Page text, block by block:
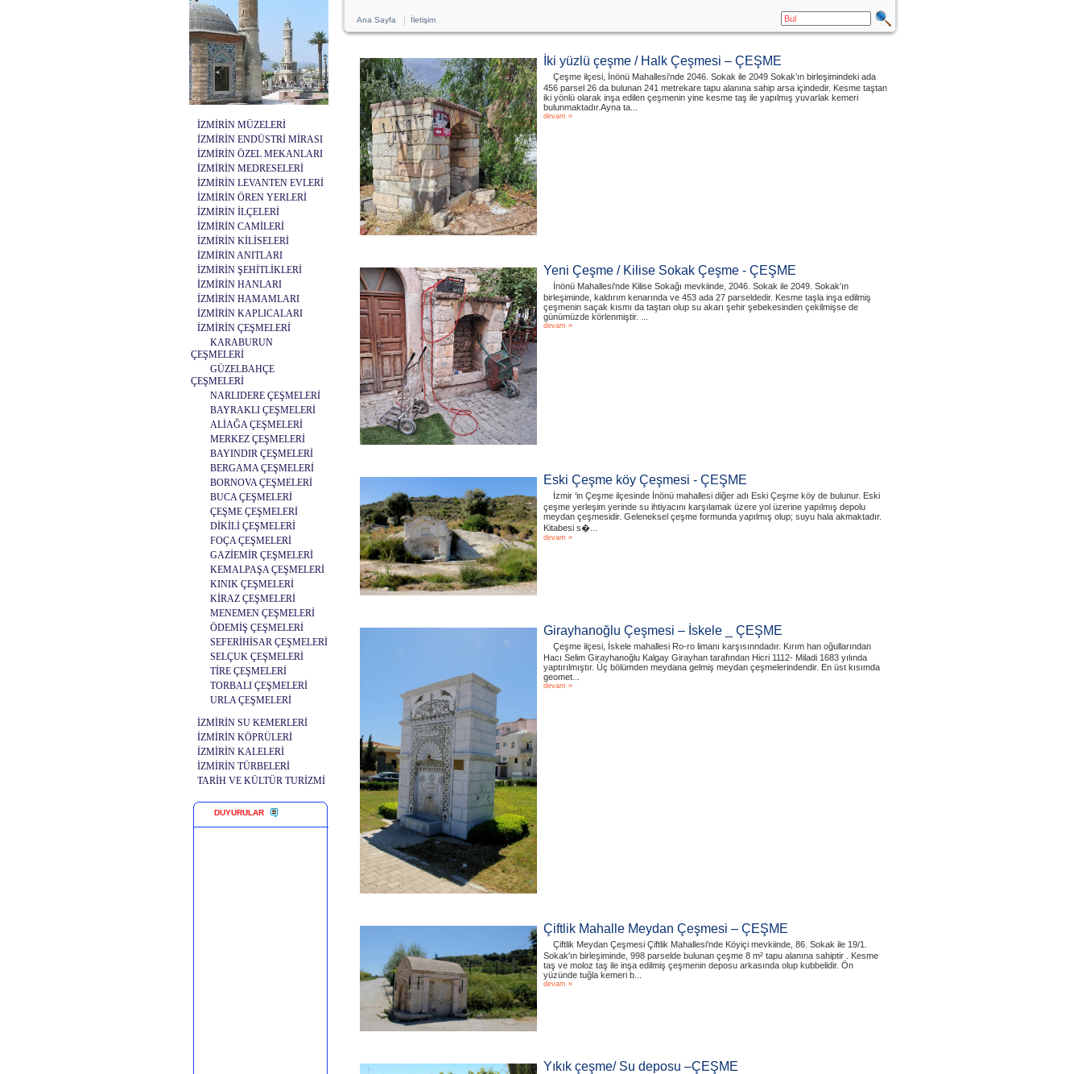
İZMİRİN MÜZELERİ
İZMİRİN ENDÜSTRİ MİRASI
İZMİRİN ÖZEL MEKANLARI
İZMİRİN MEDRESELERİ
İZMİRİN LEVANTEN EVLERİ
İZMİRİN ÖREN YERLERİ
İZMİRİN İLÇELERİ
İZMİRİN CAMİLERİ
İZMİRİN KİLİSELERİ
İZMİRİN ANITLARI
İZMİRİN ŞEHİTLİKLERİ
İZMİRİN HANLARI
İZMİRİN HAMAMLARI
İZMİRİN KAPLICALARI
İZMİRİN ÇEŞMELERİ
KARABURUN
ÇEŞMELERİ
GÜZELBAHÇE
ÇEŞMELERİ
NARLIDERE ÇEŞMELERİ
BAYRAKLI ÇEŞMELERİ
ALİAĞA ÇEŞMELERİ
MERKEZ ÇEŞMELERİ
BAYINDIR ÇEŞMELERİ
BERGAMA ÇEŞMELERİ
BORNOVA ÇEŞMELERİ
BUCA ÇEŞMELERİ
ÇEŞME ÇEŞMELERİ
DİKİLİ ÇEŞMELERİ
FOÇA ÇEŞMELERİ
GAZİEMİR ÇEŞMELERİ
KEMALPAŞA ÇEŞMELERİ
KINIK ÇEŞMELERİ
KİRAZ ÇEŞMELERİ
MENEMEN ÇEŞMELERİ
ÖDEMİŞ ÇEŞMELERİ
SEFERİHİSAR ÇEŞMELERİ
SELÇUK ÇEŞMELERİ
TİRE ÇEŞMELERİ
TORBALI ÇEŞMELERİ
URLA ÇEŞMELERİ
İZMİRİN SU KEMERLERİ
İZMİRİN KÖPRÜLERİ
İZMİRİN KALELERİ
İZMİRİN TÜRBELERİ
TARİH VE KÜLTÜR TURİZMİ
DUYURULAR
Ana Sayfa| İletişim
İki yüzlü çeşme / Halk Çeşmesi – ÇEŞME
Çeşme ilçesi, İnönü Mahallesi'nde 2046. Sokak ile 2049 Sokak’ın birleşimindeki ada
456 parsel 26 da bulunan 241 metrekare tapu alanına sahip arsa içindedir. Kesme taştan
iki yönlü olarak inşa edilen çeşmenin yine kesme taş ile yapılmış yuvarlak kemeri
bulunmaktadır.Ayna ta...
devam »
Yeni Çeşme / Kilise Sokak Çeşme - ÇEŞME
İnönü Mahallesi'nde Kilise Sokağı mevkiinde, 2046. Sokak ile 2049. Sokak’ın
birleşiminde, kaldırım kenarında ve 453 ada 27 parseldedir. Kesme taşla inşa edilmiş
çeşmenin saçak kısmı da taştan olup su akarı şehir şebekesinden çekilmişse de
günümüzde körlenmiştir. ...
devam »
Eski Çeşme köy Çeşmesi - ÇEŞME
İzmir ‘in Çeşme ilçesinde İnönü mahallesi diğer adı Eski Çeşme köy de bulunur. Eski
çeşme yerleşim yerinde su ihtiyacını karşılamak üzere yol üzerine yapılmış depolu
meydan çeşmesidir. Geleneksel çeşme formunda yapılmış olup; suyu hala akmaktadır.
Kitabesi s�...
devam »
Girayhanoğlu Çeşmesi – İskele _ ÇEŞME
Çeşme ilçesi, İskele mahallesi Ro-ro limanı karşısınndadır. Kırım han oğullarından
Hacı Selim Girayhanoğlu Kalgay Girayhan tarafından Hicri 1112- Miladi 1683 yılında
yaptırılmıştır. Üç bölümden meydana gelmiş meydan çeşmelerindendir. En üst kısımda
geomet...
devam »
Çiftlik Mahalle Meydan Çeşmesi – ÇEŞME
Çiftlik Meydan Çeşmesi Çiftlik Mahallesi'nde Köyiçi mevkiinde, 86. Sokak ile 19/1.
Sokak'ın birleşiminde, 998 parselde bulunan çeşme 8 m² tapu alanına sahiptir . Kesme
taş ve moloz taş ile inşa edilmiş çeşmenin deposu arkasında olup kubbelidir. Ön
yüzünde tuğla kemeri b...
devam »
Yıkık çeşme/ Su deposu –ÇEŞME